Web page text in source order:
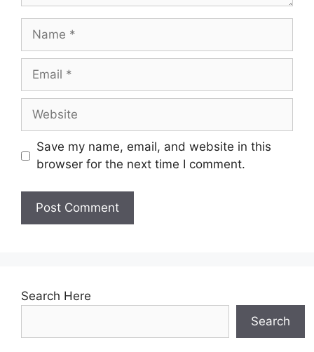
Name
Email
Website
Save my name, email, and website in this
browser for the next time I comment.
Search Here
Search